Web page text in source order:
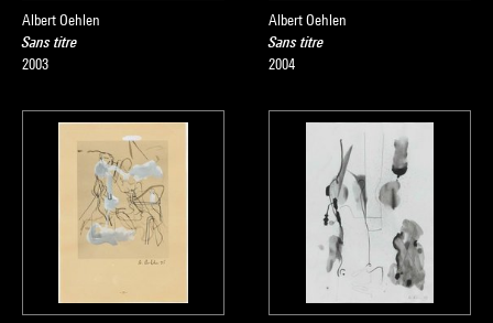
Albert Oehlen
Sans titre
2003
Albert Oehlen
Sans titre
2004